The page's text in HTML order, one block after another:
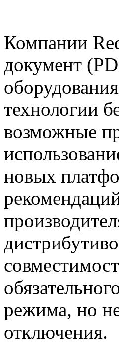
Компании
документ
технологии
возможные
новых
режима, но
отключения.